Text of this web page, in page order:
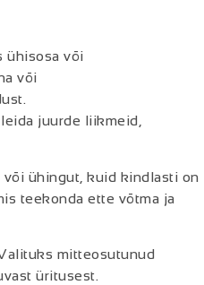
ühisosa või
või
juurde liikmeid,
ühingut, kuid kindlasti on
teekonda ette võtma ja
mitteosutunud
üritusest.